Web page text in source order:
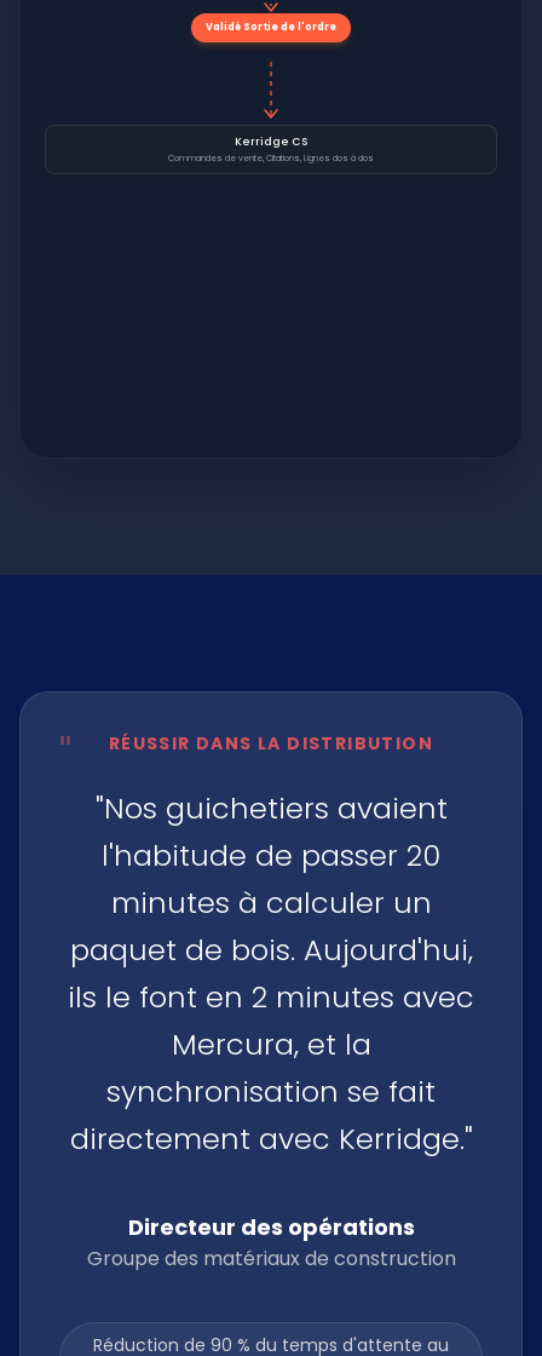
Validé Sortie de l'ordre
Kerridge CS
Commandes de vente, Citations, Lignes dos à dos
" RÉUSSIR DANS LA DISTRIBUTION
"Nos guichetiers avaient
l'habitude de passer 20
minutes à calculer un
paquet de bois. Aujourd'hui,
ils le font en 2 minutes avec
Mercura, et la
synchronisation se fait
directement avec Kerridge."
Directeur des opérations
Groupe des matériaux de construction
Réduction de 90 % du temps d'attente au